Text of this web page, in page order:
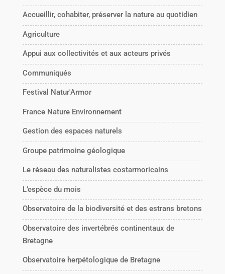
Accueillir, cohabiter, préserver la nature au quotidien
Agriculture
Appui aux collectivités et aux acteurs privés
Communiqués
Festival Natur'Armor
France Nature Environnement
Gestion des espaces naturels
Groupe patrimoine géologique
Le réseau des naturalistes costarmoricains
L’espèce du mois
Observatoire de la biodiversité et des estrans bretons
Observatoire des invertébrés continentaux de
Bretagne
Observatoire herpétologique de Bretagne